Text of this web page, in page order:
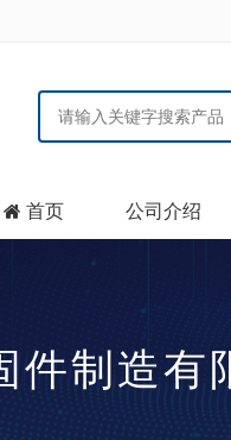
 首页 公司介绍
件制造有